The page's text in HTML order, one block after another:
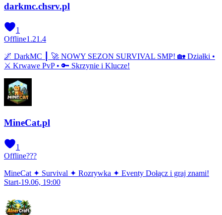
darkmc.chsrv.pl
1
Offline1.21.4
🌌 DarkMC ┃ 🚀 NOWY SEZON SURVIVAL SMP! 🏡 Działki •
⚔️ Krwawe PvP • 🔑 Skrzynie i Klucze!
MineCat.pl
1
Offline???
MineCat ✦ Survival ✦ Rozrywka ✦ Eventy Dołącz i graj znami!
Start-19.06, 19:00